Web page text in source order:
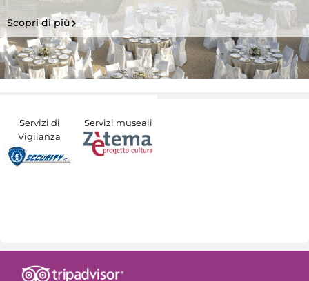
Scopri di più
Servizi di
Vigilanza
Servizi museali